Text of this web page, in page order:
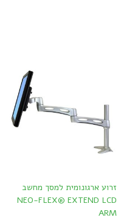
זרוע ארגונומית למסך מחשב
NEO-FLEX® EXTEND LCD
ARM